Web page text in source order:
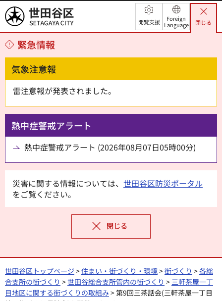
世田谷区 閲覧支援
Foreign
Language
閉じる
緊急情報
気象注意報
雷注意報が発表されました。
熱中症警戒アラート
熱中症警戒アラート (2026年08月07日05時00分)
災害に関する情報については、 世田谷区防災ポータル
をご覧ください。
閉じる
世田谷区トップページ >住まい・街づくり・環境>街づくり >各総
合支所の街づくり >世田谷総合支所管内の街づくり > 三軒茶屋一丁
目地区に関する街づくりの取組み > 第9回三茶話会(三軒茶屋一丁目